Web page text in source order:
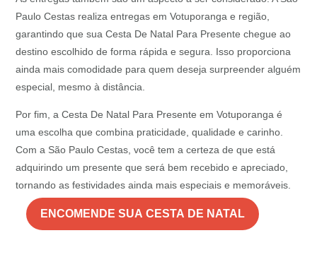
Paulo Cestas realiza entregas em Votuporanga e região,
garantindo que sua Cesta De Natal Para Presente chegue ao
destino escolhido de forma rápida e segura. Isso proporciona
ainda mais comodidade para quem deseja surpreender alguém
especial, mesmo à distância.
Por fim, a Cesta De Natal Para Presente em Votuporanga é
uma escolha que combina praticidade, qualidade e carinho.
Com a São Paulo Cestas, você tem a certeza de que está
adquirindo um presente que será bem recebido e apreciado,
tornando as festividades ainda mais especiais e memoráveis.
ENCOMENDE SUA CESTA DE NATAL